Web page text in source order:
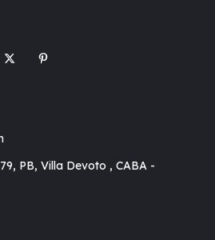
PB, Villa Devoto , CABA -